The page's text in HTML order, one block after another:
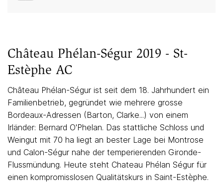
Château Phélan-Ségur 2019 - St-
Estèphe AC
Château Phélan-Ségur ist seit dem 18. Jahrhundert ein
Familienbetrieb, gegründet wie mehrere grosse
Bordeaux-Adressen (Barton, Clarke...) von einem
Irländer: Bernard O'Phelan. Das stattliche Schloss und
Weingut mit 70 ha liegt an bester Lage bei Montrose
und Calon-Ségur nahe der temperierenden Gironde-
Flussmündung. Heute steht Chateau Phélan Ségur für
einen kompromisslosen Qualitätskurs in Saint-Estèphe.